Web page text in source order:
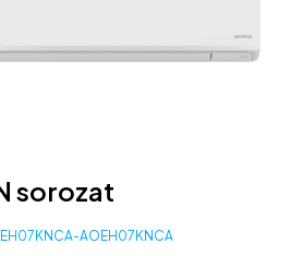
sorozat
AOEH07KNCA